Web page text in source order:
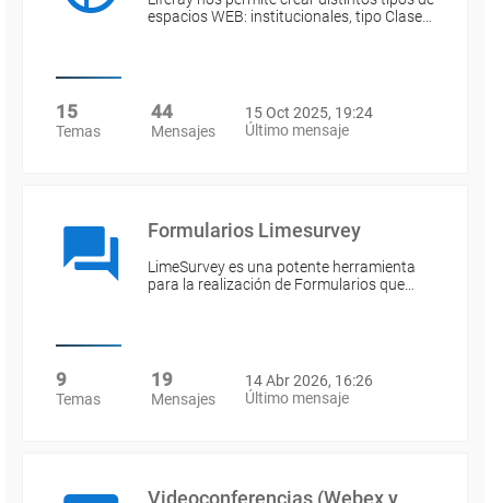
espacios WEB: institucionales, tipo Clase…
15
Temas
44
Mensajes
15 Oct 2025, 19:24
Último mensaje
Formularios Limesurvey
LimeSurvey es una potente herramienta
para la realización de Formularios que…
9
Temas
19
Mensajes
14 Abr 2026, 16:26
Último mensaje
Videoconferencias (Webex y